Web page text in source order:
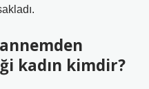
kadın kimdir?